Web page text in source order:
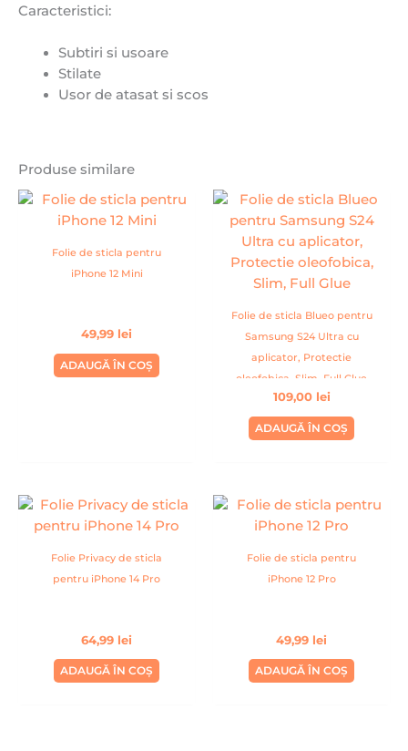
Caracteristici:
Subtiri si usoare
Stilate
Usor de atasat si scos
Produse similare
Folie de sticla pentru
iPhone 12 Mini
49,99 lei
ADAUGĂ ÎN COȘ
Folie de sticla Blueo pentru
Samsung S24 Ultra cu
aplicator, Protectie
oleofobica, Slim, Full Glue
109,00 lei
ADAUGĂ ÎN COȘ
Folie Privacy de sticla
pentru iPhone 14 Pro
64,99 lei
ADAUGĂ ÎN COȘ
Folie de sticla pentru
iPhone 12 Pro
49,99 lei
ADAUGĂ ÎN COȘ